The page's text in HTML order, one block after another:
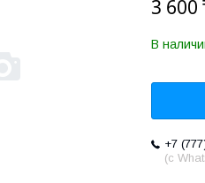
3 600
В
+7
(с